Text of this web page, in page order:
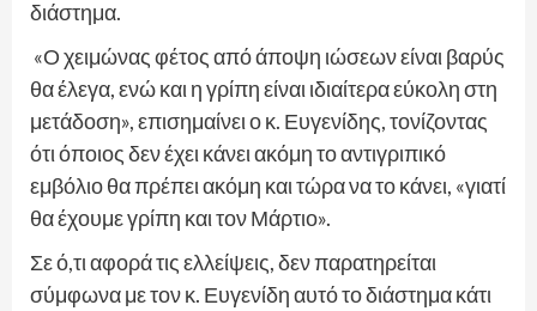
διάστημα.
«Ο χειμώνας φέτος από άποψη ιώσεων είναι βαρύς
θα έλεγα, ενώ και η γρίπη είναι ιδιαίτερα εύκολη στη
μετάδοση», επισημαίνει ο κ. Ευγενίδης, τονίζοντας
ότι όποιος δεν έχει κάνει ακόμη το αντιγριπικό
εμβόλιο θα πρέπει ακόμη και τώρα να το κάνει, «γιατί
θα έχουμε γρίπη και τον Μάρτιο».
Σε ό,τι αφορά τις ελλείψεις, δεν παρατηρείται
σύμφωνα με τον κ. Ευγενίδη αυτό το διάστημα κάτι